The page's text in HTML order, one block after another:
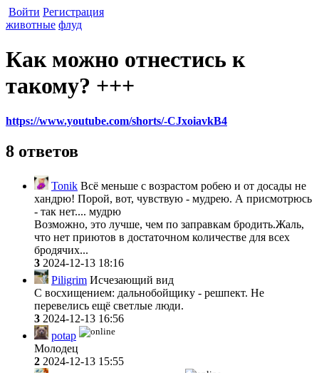
Войти Регистрация
животные флуд
Как можно отнестись к
такому? +++
https://www.youtube.com/shorts/-CJxoiavkB4
8 ответов
Tonik Всё меньше с возрастом робею и от досады не
хандрю! Порой, вот, чувствую - мудрею. А присмотрюсь
- так нет.... мудрю
Возможно, это лучше, чем по заправкам бродить.Жаль,
что нет приютов в достаточном количестве для всех
бродячих...
3 2024-12-13 18:16
Piligrim Исчезающий вид
С восхищением: дальнобойщику - решпект. Не
перевелись ещё светлые люди.
3 2024-12-13 16:56
potap
Молодец
2 2024-12-13 15:55